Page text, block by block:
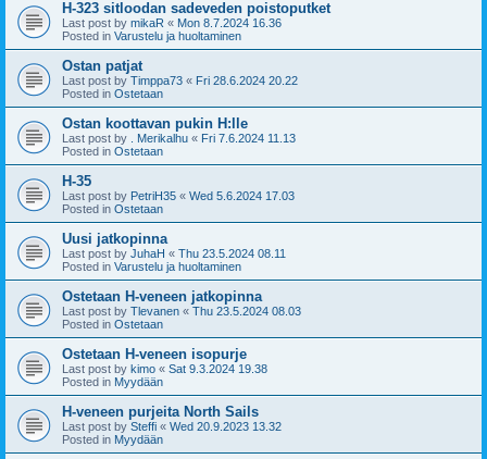
H-323 sitloodan sadeveden poistoputket
Last post by mikaR « Mon 8.7.2024 16.36
Posted in Varustelu ja huoltaminen
Ostan patjat
Last post by Timppa73 « Fri 28.6.2024 20.22
Posted in Ostetaan
Ostan koottavan pukin H:lle
Last post by . Merikalhu « Fri 7.6.2024 11.13
Posted in Ostetaan
H-35
Last post by PetriH35 « Wed 5.6.2024 17.03
Posted in Ostetaan
Uusi jatkopinna
Last post by JuhaH « Thu 23.5.2024 08.11
Posted in Varustelu ja huoltaminen
Ostetaan H-veneen jatkopinna
Last post by Tlevanen « Thu 23.5.2024 08.03
Posted in Ostetaan
Ostetaan H-veneen isopurje
Last post by kimo « Sat 9.3.2024 19.38
Posted in Myydään
H-veneen purjeita North Sails
Last post by Steffi « Wed 20.9.2023 13.32
Posted in Myydään